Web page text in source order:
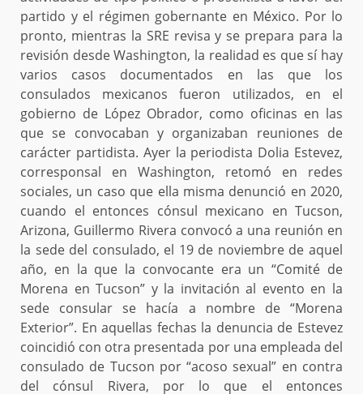
partido y el régimen gobernante en México. Por lo
pronto, mientras la SRE revisa y se prepara para la
revisión desde Washington, la realidad es que sí hay
varios casos documentados en las que los
consulados mexicanos fueron utilizados, en el
gobierno de López Obrador, como oficinas en las
que se convocaban y organizaban reuniones de
carácter partidista. Ayer la periodista Dolia Estevez,
corresponsal en Washington, retomó en redes
sociales, un caso que ella misma denunció en 2020,
cuando el entonces cónsul mexicano en Tucson,
Arizona, Guillermo Rivera convocó a una reunión en
la sede del consulado, el 19 de noviembre de aquel
año, en la que la convocante era un “Comité de
Morena en Tucson” y la invitación al evento en la
sede consular se hacía a nombre de “Morena
Exterior”. En aquellas fechas la denuncia de Estevez
coincidió con otra presentada por una empleada del
consulado de Tucson por “acoso sexual” en contra
del cónsul Rivera, por lo que el entonces